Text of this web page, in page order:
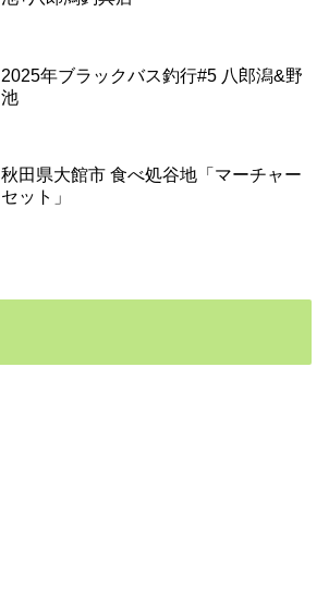
2025年ブラックバス釣行#5 八郎潟&野
池
秋田県大館市 食べ処谷地「マーチャー
セット」